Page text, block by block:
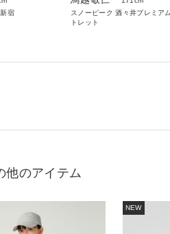
宿
スノーピーク 酒々井プレミア
トレット
他のアイテム
NEW